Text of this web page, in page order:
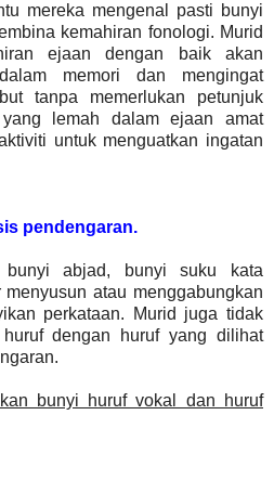
mereka mengenal pasti bunyi
kemahiran fonologi. Murid
ejaan dengan baik akan
memori dan mengingat
tanpa memerlukan petunjuk
lemah dalam ejaan amat
untuk menguatkan ingatan
pendengaran.
bunyi abjad, bunyi suku kata
atau menggabungkan
perkataan. Murid juga tidak
dengan huruf yang dilihat
bunyi huruf vokal dan huruf